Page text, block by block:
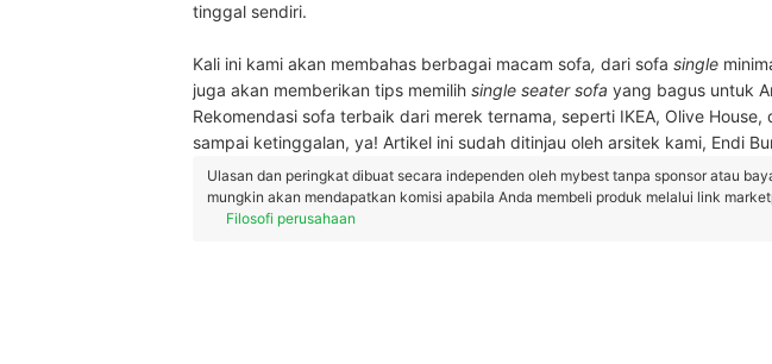
tinggal sendiri.
Kali ini kami akan membahas berbagai macam sofa, dari sofa single
juga akan memberikan tips memilih single seater sofa yang bagus untuk
Rekomendasi sofa terbaik dari merek ternama, seperti IKEA, Olive
sampai ketinggalan, ya! Artikel ini sudah ditinjau oleh arsitek kami, Endi
Ulasan dan peringkat dibuat secara independen oleh mybest tanpa sponsor atau
mungkin akan mendapatkan komisi apabila Anda membeli produk melalui link
Filosofi perusahaan